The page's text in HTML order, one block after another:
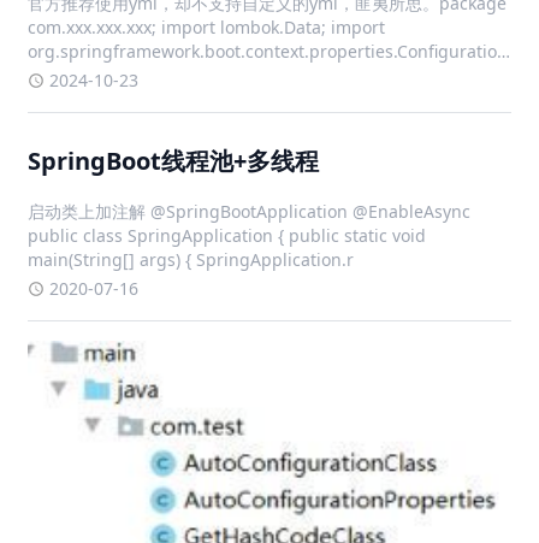
com.xxx.xxx.xxx; import lombok.Data; import
i
2024-10-23
SpringBoot线程池+多线程
启动类上加注解 @SpringBootApplication @EnableAsync
public class SpringApplication { public static void
main(String[] args) { SpringApplication.r
2020-07-16